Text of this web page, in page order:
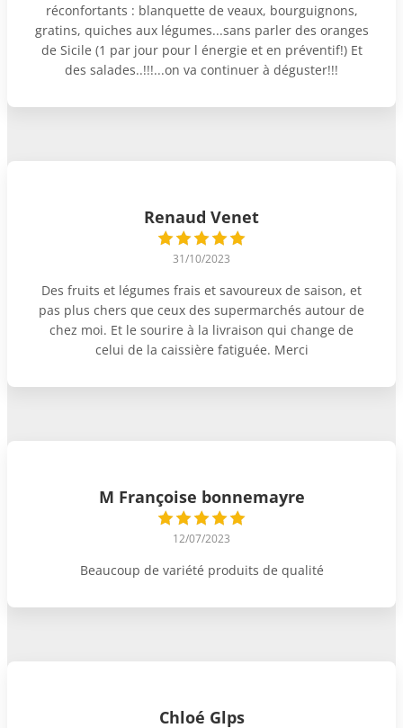
réconfortants : blanquette de veaux, bourguignons,
gratins, quiches aux légumes...sans parler des oranges
de Sicile (1 par jour pour l énergie et en préventif!) Et
des salades..!!!...on va continuer à déguster!!!
Renaud Venet
31/10/2023
Des fruits et légumes frais et savoureux de saison, et
pas plus chers que ceux des supermarchés autour de
chez moi. Et le sourire à la livraison qui change de
celui de la caissière fatiguée. Merci
M Françoise bonnemayre
12/07/2023
Beaucoup de variété produits de qualité
Chloé Glps